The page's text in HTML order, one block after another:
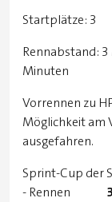
Startplätze: 3
Rennabstand:
Minuten
Vorrennen zu
Möglichkeit am
ausgefahren.
Sprint-Cup der
- Rennen